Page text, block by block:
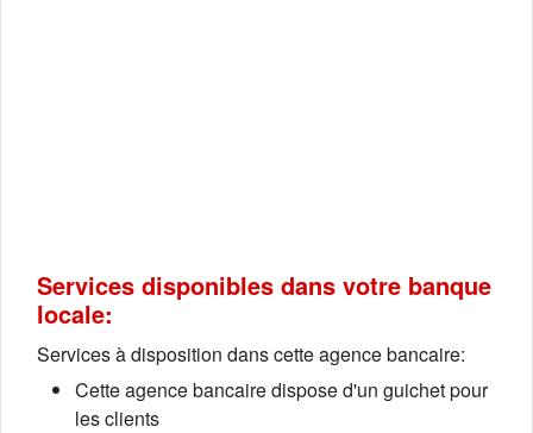
Services disponibles dans votre banque
locale:
Services à disposition dans cette agence bancaire:
Cette agence bancaire dispose d'un guichet pour
les clients